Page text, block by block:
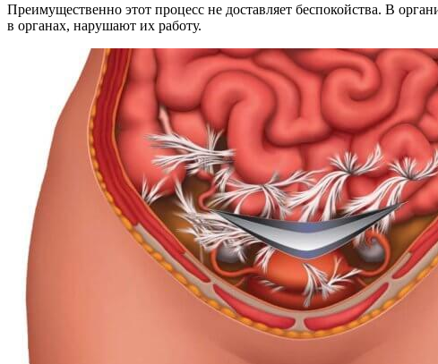
Преимущественно этот процесс не доставляет беспокойства. В
в органах, нарушают их работу.